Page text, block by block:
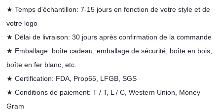
★ Temps d'échantillon: 7-15 jours en fonction de votre style et de
votre logo
★ Délai de livraison: 30 jours après confirmation de la commande
★ Emballage: boîte cadeau, emballage de sécurité, boîte en bois,
boîte en fer blanc, etc.
★Certification: FDA, Prop65, LFGB, SGS
★ Conditions de paiement: T / T, L / C, Western Union, Money
Gram